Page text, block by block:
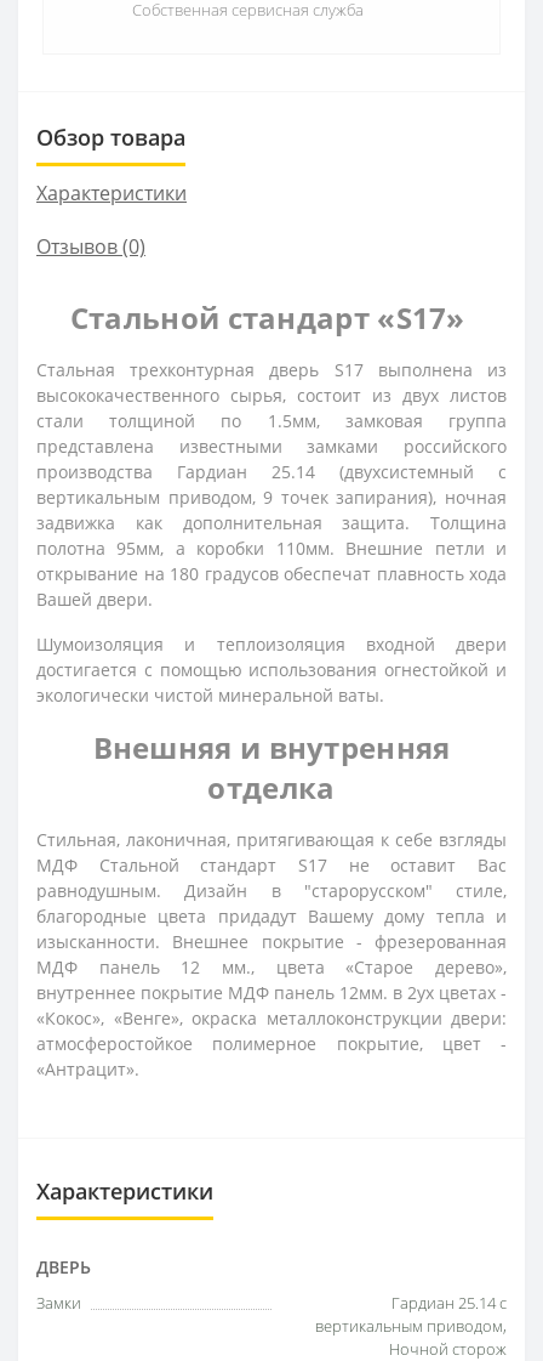
Собственная сервисная служба
Обзор товара
Характеристики
Отзывов (0)
Стальной стандарт «S17»
Стальная трехконтурная дверь S17 выполнена из
высококачественного сырья, состоит из двух листов
стали толщиной по 1.5мм, замковая группа
представлена известными замками российского
производства Гардиан 25.14 (двухсистемный с
вертикальным приводом, 9 точек запирания), ночная
задвижка как дополнительная защита. Толщина
полотна 95мм, а коробки 110мм. Внешние петли и
открывание на 180 градусов обеспечат плавность хода
Вашей двери.
Шумоизоляция и теплоизоляция входной двери
достигается с помощью использования огнестойкой и
экологически чистой минеральной ваты.
Внешняя и внутренняя
отделка
Стильная, лаконичная, притягивающая к себе взгляды
МДФ Стальной стандарт S17 не оставит Вас
равнодушным. Дизайн в "старорусском" стиле,
благородные цвета придадут Вашему дому тепла и
изысканности. Внешнее покрытие - фрезерованная
МДФ панель 12 мм., цвета «Старое дерево»,
внутреннее покрытие МДФ панель 12мм. в 2ух цветах -
«Кокос», «Венге», окраска металлоконструкции двери:
атмосферостойкое полимерное покрытие, цвет -
«Антрацит».
Характеристики
ДВЕРЬ
Замки
Гардиан 25.14 с
вертикальным приводом,
Ночной сторож